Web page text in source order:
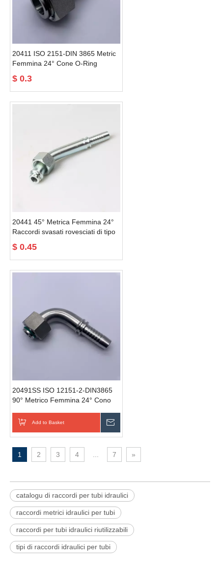
20411 ISO 2151-DIN 3865 Metric
Femmina 24° Cone O-Ring
$ 0.3
20441 45° Metrica Femmina 24°
Raccordi svasati rovesciati di tipo
$ 0.45
20491SS ISO 12151-2-DIN3865
90° Metrico Femmina 24° Cono
tubi idraulici Coppia di raccordi per
Add to Basket
1 2 3 4 7 »
catalogu di raccordi per tubi idraulici
raccordi metrici idraulici per tubi
raccordi per tubi idraulici riutilizzabili
tipi di raccordi idraulici per tubi